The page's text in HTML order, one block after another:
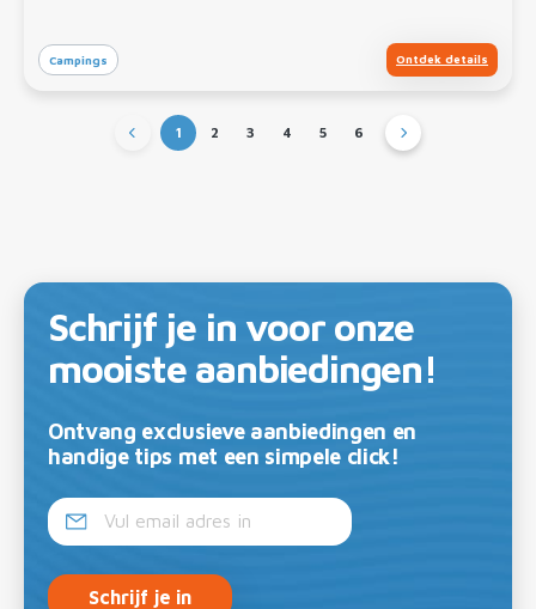
Campings Ontdek details
1 2 3 4 5 6
Schrijf je in voor onze
mooiste aanbiedingen!
Ontvang exclusieve aanbiedingen en
handige tips met een simpele click!
Schrijf je in